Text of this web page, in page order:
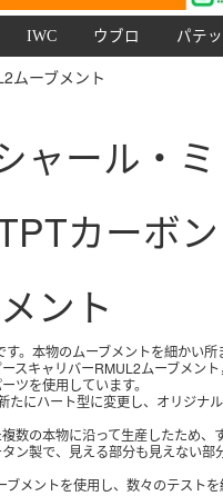
IWC ウブロ パテ
ーブメント
ール・ミ
カーボ
ント
スキャリバーRMUL2ムーブメント
ツを使用しています。
ン製で、見える部分も見えない部
メントを使用し、数々のテスト